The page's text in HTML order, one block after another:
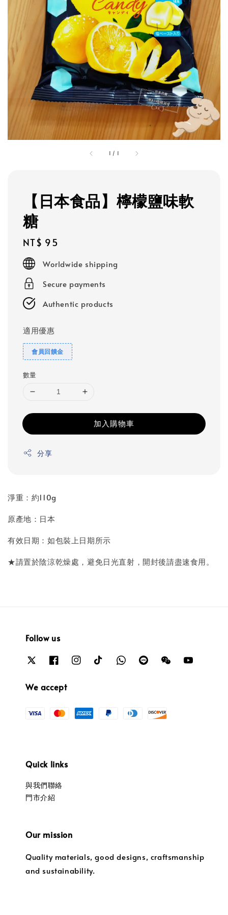
1 / 1
【日本食品】檸檬鹽味軟
糖
Regular
price
NT$ 95
Worldwide shipping
Secure payments
Authentic products
適用優惠
會員回饋金
數量
加入購物車
分享
淨重：約110g
原產地：日本
有效日期：如包裝上日期所示
★請置於陰涼乾燥處，避免日光直射，開封後請盡速食用。
Follow us
We accept
Quick links
與我們聯絡
門市介紹
Our mission
Quality materials, good designs, craftsmanship
and sustainability.